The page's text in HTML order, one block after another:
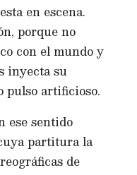
en escena.
porque no
con el mundo y
inyecta su
pulso artificioso.
ese sentido
partitura la
de